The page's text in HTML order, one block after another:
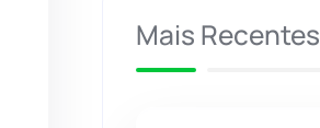
Caculé
Mais Recentes